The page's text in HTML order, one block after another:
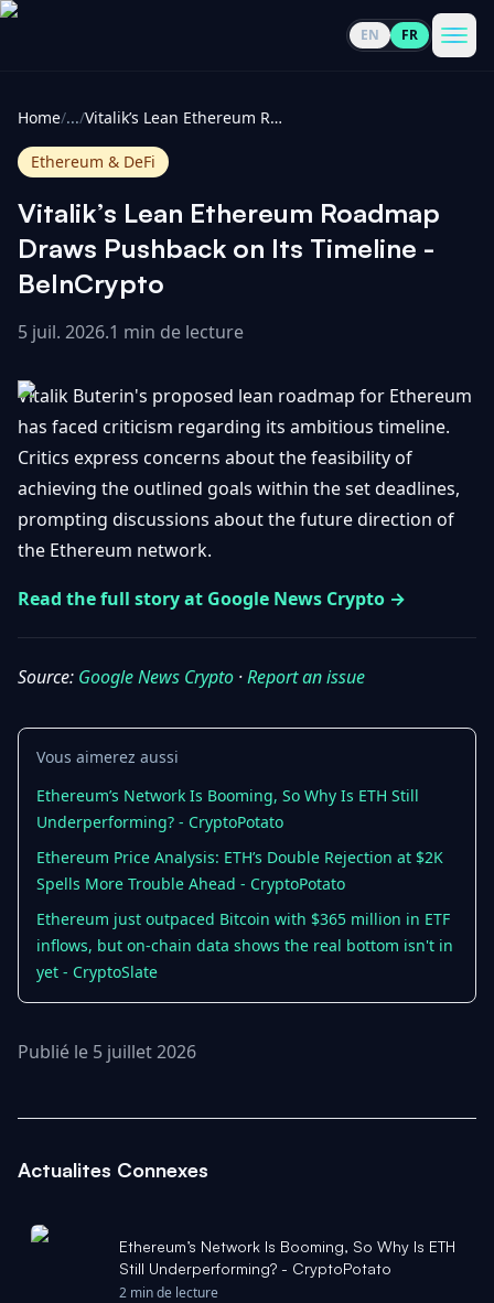
EN FR
Cryptomonnaies
tout
100
Hausses
Baisses
tout
jour du
marché
Bitcoin
&
2
& DeFi
Régulations
& Politique
Plateformes
& Sécurité
Voir
tout
Débuter
Investissement
Bases de
Blockchain
Portefeuilles
NFTs &
Avancé
NOUS
CONTACTER
Promouvoir
Contact
Home/.../ Vitalik’s Lean Ethereum Roadmap Draws Pushback on Its Timeline - BeInCrypto
Ethereum & DeFi
Vitalik’s Lean Ethereum Roadmap
Draws Pushback on Its Timeline -
BeInCrypto
5 juil. 2026.1 min de lecture
Vitalik Buterin's proposed lean roadmap for Ethereum
has faced criticism regarding its ambitious timeline.
Critics express concerns about the feasibility of
achieving the outlined goals within the set deadlines,
prompting discussions about the future direction of
the Ethereum network.
Read the full story at Google News Crypto →
Source: Google News Crypto ·Report an issue
Vous aimerez aussi
Ethereum’s Network Is Booming, So Why Is ETH Still
Underperforming? - CryptoPotato
Ethereum Price Analysis: ETH’s Double Rejection at $2K
Spells More Trouble Ahead - CryptoPotato
Ethereum just outpaced Bitcoin with $365 million in ETF
inflows, but on-chain data shows the real bottom isn't in
yet - CryptoSlate
Publié le 5 juillet 2026
Actualites Connexes
Ethereum’s Network Is Booming, So Why Is ETH
Still Underperforming? - CryptoPotato
2 min de lecture